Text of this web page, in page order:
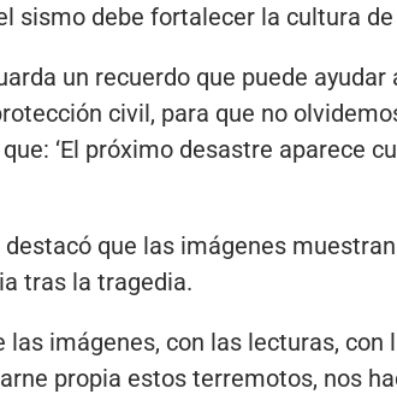
sismo debe fortalecer la cultura
un recuerdo que puede
civil, para que no
‘El próximo desastre aparece
que las imágenes
tras la tragedia.
las imágenes, con las lecturas,
propia estos terremotos, nos